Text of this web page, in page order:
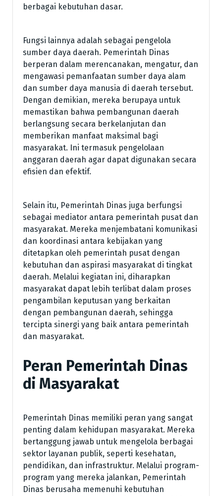
berbagai kebutuhan dasar.
Fungsi lainnya adalah sebagai pengelola
sumber daya daerah. Pemerintah Dinas
berperan dalam merencanakan, mengatur, dan
mengawasi pemanfaatan sumber daya alam
dan sumber daya manusia di daerah tersebut.
Dengan demikian, mereka berupaya untuk
memastikan bahwa pembangunan daerah
berlangsung secara berkelanjutan dan
memberikan manfaat maksimal bagi
masyarakat. Ini termasuk pengelolaan
anggaran daerah agar dapat digunakan secara
efisien dan efektif.
Selain itu, Pemerintah Dinas juga berfungsi
sebagai mediator antara pemerintah pusat dan
masyarakat. Mereka menjembatani komunikasi
dan koordinasi antara kebijakan yang
ditetapkan oleh pemerintah pusat dengan
kebutuhan dan aspirasi masyarakat di tingkat
daerah. Melalui kegiatan ini, diharapkan
masyarakat dapat lebih terlibat dalam proses
pengambilan keputusan yang berkaitan
dengan pembangunan daerah, sehingga
tercipta sinergi yang baik antara pemerintah
dan masyarakat.
Peran Pemerintah Dinas
di Masyarakat
Pemerintah Dinas memiliki peran yang sangat
penting dalam kehidupan masyarakat. Mereka
bertanggung jawab untuk mengelola berbagai
sektor layanan publik, seperti kesehatan,
pendidikan, dan infrastruktur. Melalui program-
program yang mereka jalankan, Pemerintah
Dinas berusaha memenuhi kebutuhan